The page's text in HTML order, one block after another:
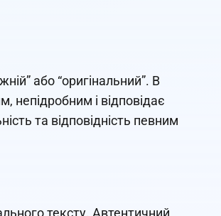
або “оригінальний”. В
непідробним і відповідає
та відповідність певним
тексту. Автентичний